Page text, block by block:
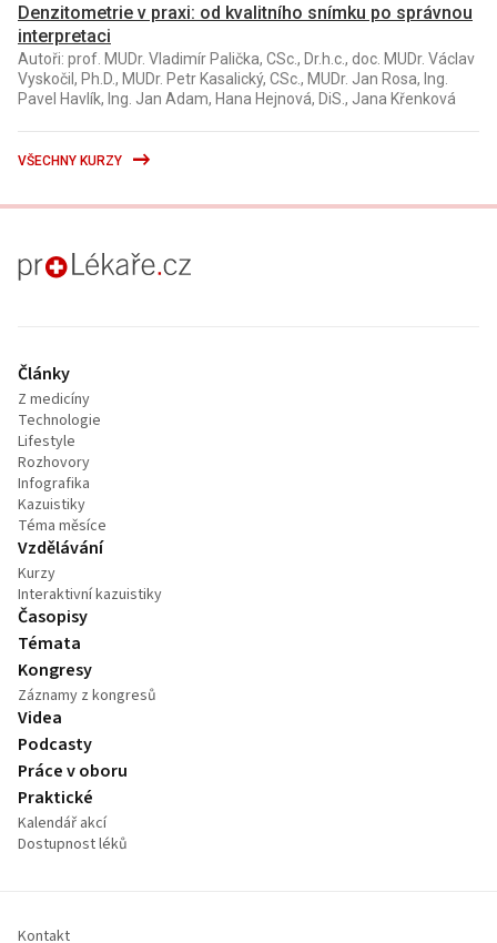
Denzitometrie v praxi: od kvalitního snímku po správnou
interpretaci
Autoři: prof. MUDr. Vladimír Palička, CSc., Dr.h.c., doc. MUDr. Václav
Vyskočil, Ph.D., MUDr. Petr Kasalický, CSc., MUDr. Jan Rosa, Ing.
Pavel Havlík, Ing. Jan Adam, Hana Hejnová, DiS., Jana Křenková
VŠECHNY KURZY
proLékaře.cz
Články
Z medicíny
Technologie
Lifestyle
Rozhovory
Infografika
Kazuistiky
Téma měsíce
Vzdělávání
Kurzy
Interaktivní kazuistiky
Časopisy
Témata
Kongresy
Záznamy z kongresů
Videa
Podcasty
Práce v oboru
Praktické
Kalendář akcí
Dostupnost léků
Kontakt